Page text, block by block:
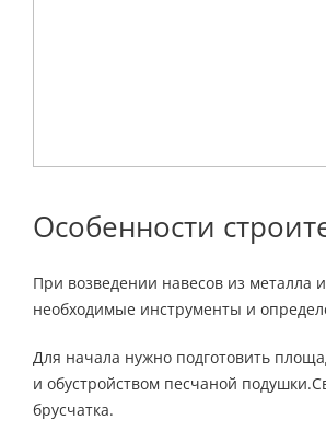
Особенности
При возведении навесов из металла
необходимые инструменты и
Для начала нужно подготовить
и обустройством песчаной
брусчатка.